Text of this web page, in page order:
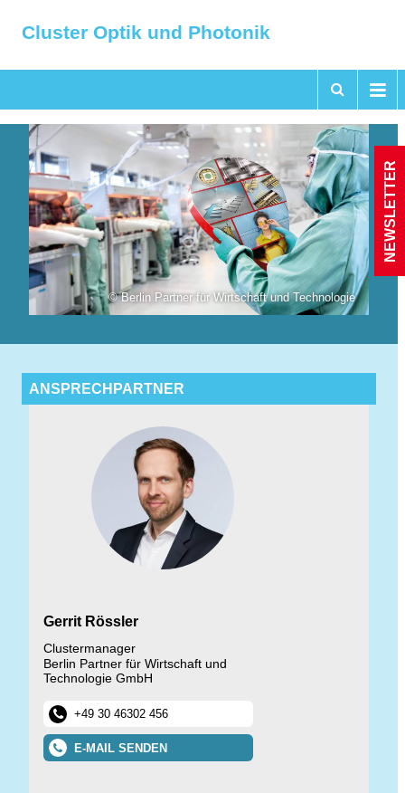
Cluster Optik und Photonik
© Berlin Partner für Wirtschaft und Technologie
ANSPRECHPARTNER
Gerrit Rössler
Clustermanager
Berlin Partner für Wirtschaft und
Technologie GmbH
+49 30 46302 456
E-MAIL SENDEN
NEWSLETTER